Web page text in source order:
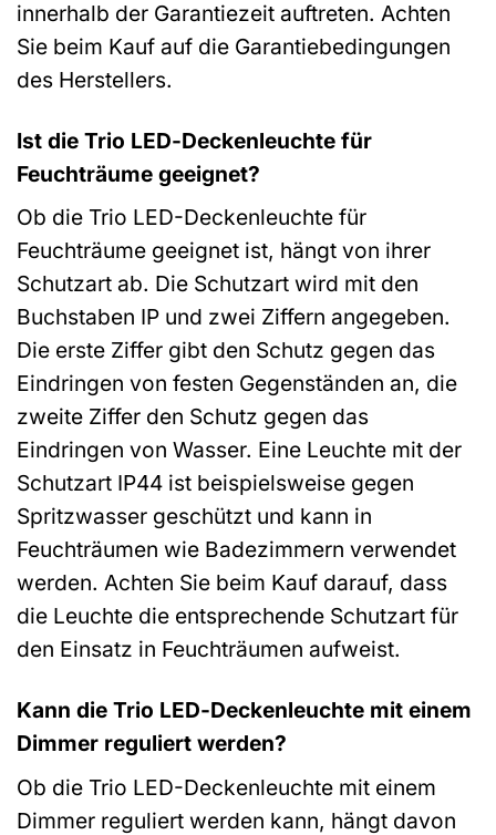
innerhalb der Garantiezeit auftreten. Achten
Sie beim Kauf auf die Garantiebedingungen
des Herstellers.
Ist die Trio LED-Deckenleuchte für
Feuchträume geeignet?
Ob die Trio LED-Deckenleuchte für
Feuchträume geeignet ist, hängt von ihrer
Schutzart ab. Die Schutzart wird mit den
Buchstaben IP und zwei Ziffern angegeben.
Die erste Ziffer gibt den Schutz gegen das
Eindringen von festen Gegenständen an, die
zweite Ziffer den Schutz gegen das
Eindringen von Wasser. Eine Leuchte mit der
Schutzart IP44 ist beispielsweise gegen
Spritzwasser geschützt und kann in
Feuchträumen wie Badezimmern verwendet
werden. Achten Sie beim Kauf darauf, dass
die Leuchte die entsprechende Schutzart für
den Einsatz in Feuchträumen aufweist.
Kann die Trio LED-Deckenleuchte mit einem
Dimmer reguliert werden?
Ob die Trio LED-Deckenleuchte mit einem
Dimmer reguliert werden kann, hängt davon